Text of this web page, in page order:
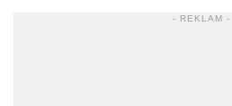
- REKLAM -